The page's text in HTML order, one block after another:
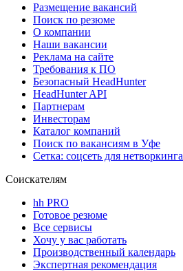
Размещение вакансий
Поиск по резюме
О компании
Наши вакансии
Реклама на сайте
Требования к ПО
Безопасный HeadHunter
HeadHunter API
Партнерам
Инвесторам
Каталог компаний
Поиск по вакансиям в Уфе
Сетка: соцсеть для нетворкинга
Соискателям
hh PRO
Готовое резюме
Все сервисы
Хочу у вас работать
Производственный календарь
Экспертная рекомендация